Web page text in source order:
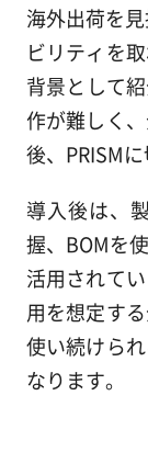
海外出荷を
ビリティを
背景として
作が難しく
後、PRISM
導入後は、
握、BOMを
活用されて
用を想定す
使い続けら
なります。